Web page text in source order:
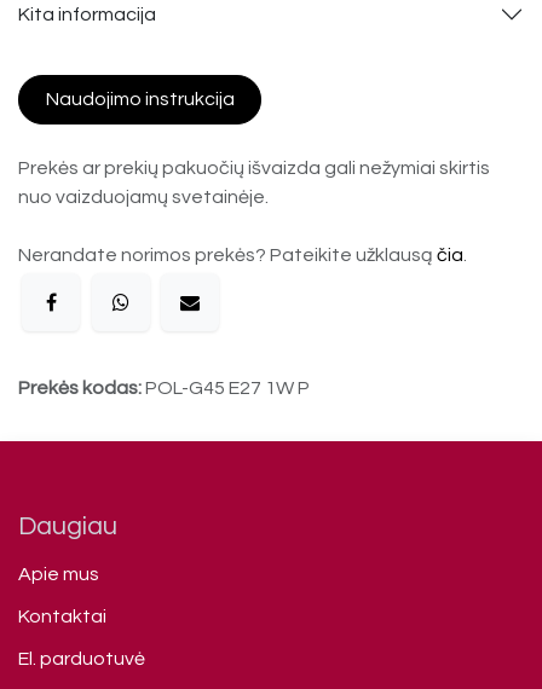
Kita informacija
Naudojimo instrukcija
Prekės ar prekių pakuočių išvaizda gali nežymiai skirtis
nuo vaizduojamų svetainėje.
Nerandate norimos prekės? Pateikite užklausą čia
Prekės kodas:POL-G45 E27 1W P
Daugiau
Apie mus
Kontaktai
El. parduotuvė